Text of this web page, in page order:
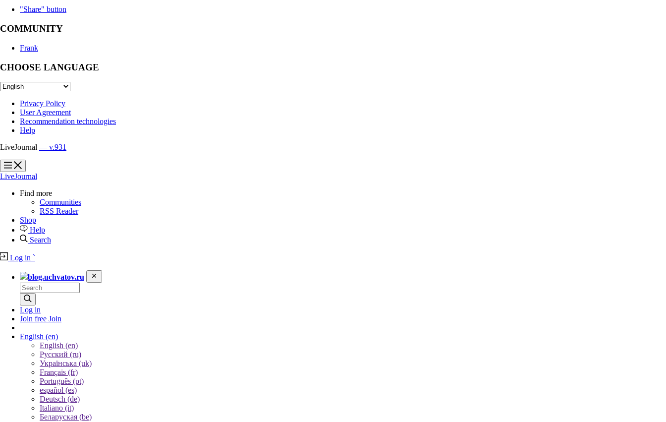
"Share" button
COMMUNITY
Frank
CHOOSE LANGUAGE
Privacy Policy
User Agreement
Recommendation technologies
Help
LiveJournal — v.931
?
?
LiveJournal
Find more
Communities
RSS Reader
Shop
Help
Search
Log in `
blog.uchvatov.ru
Log in
Join free Join
English (en)
English (en)
Русский (ru)
Українська (uk)
Français (fr)
Português (pt)
español (es)
Deutsch (de)
Italiano (it)
Беларуская (be)